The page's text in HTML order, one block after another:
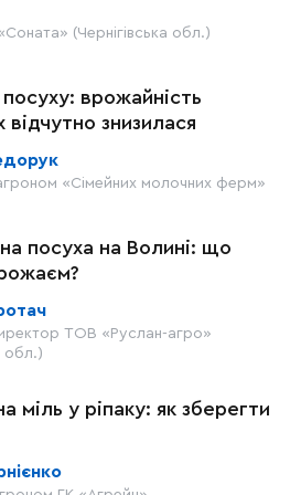
(Чернігівська обл.)
врожайність
відчутно знизилася
«Сімейних молочних ферм»
посуха на Волині: що
ТОВ «Руслан-агро»
обл.)
міль у ріпаку: як зберегти